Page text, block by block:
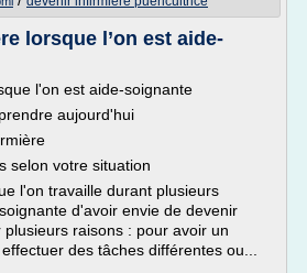
lorsque l’on est aide-
l'on est aide-soignante
aujourd'hui
selon votre situation
l'on travaille durant plusieurs
d'avoir envie de devenir
raisons : pour avoir un
des tâches différentes ou...